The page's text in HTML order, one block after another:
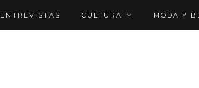
ENTREVISTAS CULTURA MODA Y